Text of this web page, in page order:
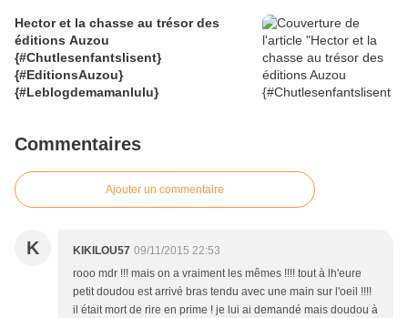
Hector et la chasse au trésor des
éditions Auzou
{#Chutlesenfantslisent}
{#EditionsAuzou}
{#Leblogdemamanlulu}
Commentaires
Ajouter un commentaire
K KIKILOU57 09/11/2015 22:53
rooo mdr !!! mais on a vraiment les mêmes !!!! tout à lh'eure
petit doudou est arrivé bras tendu avec une main sur l'oeil !!!!
il était mort de rire en prime ! je lui ai demandé mais doudou à